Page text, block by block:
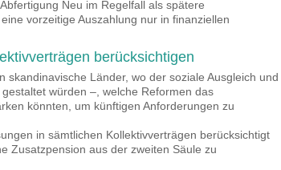
Neu im Regelfall als spätere
vorzeitige Auszahlung nur in finanziellen
berücksichtigen
Länder, wo der soziale Ausgleich und
würden –, welche Reformen das
könnten, um künftigen Anforderungen zu
in sämtlichen Kollektivverträgen berücksichtigt
Zusatzpension aus der zweiten Säule zu